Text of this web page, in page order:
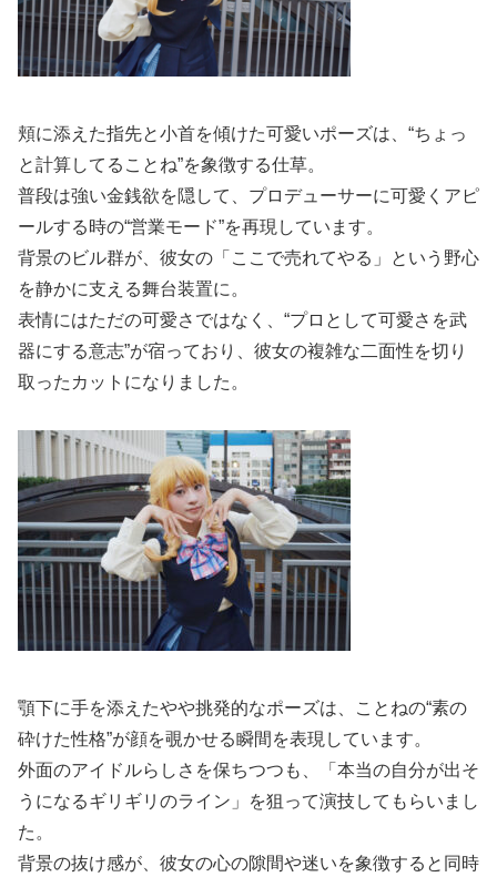
頬に添えた指先と小首を傾けた可愛いポーズは、“ちょっ
と計算してることね”を象徴する仕草。
普段は強い金銭欲を隠して、プロデューサーに可愛くアピ
ールする時の“営業モード”を再現しています。
背景のビル群が、彼女の「ここで売れてやる」という野心
を静かに支える舞台装置に。
表情にはただの可愛さではなく、“プロとして可愛さを武
器にする意志”が宿っており、彼女の複雑な二面性を切り
取ったカットになりました。
顎下に手を添えたやや挑発的なポーズは、ことねの“素の
砕けた性格”が顔を覗かせる瞬間を表現しています。
外面のアイドルらしさを保ちつつも、「本当の自分が出そ
うになるギリギリのライン」を狙って演技してもらいまし
た。
背景の抜け感が、彼女の心の隙間や迷いを象徴すると同時